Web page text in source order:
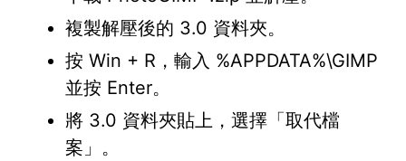
複製解壓後的 3.0 資料夾。
按 Win + R，輸入 %APPDATA%\GIMP
並按 Enter。
將 3.0 資料夾貼上，選擇「取代檔
案」。